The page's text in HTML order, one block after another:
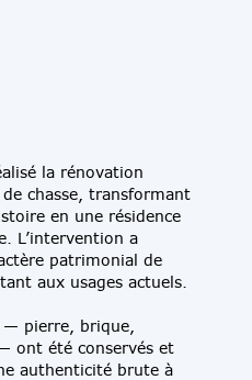
la rénovation
chasse, transformant
en une résidence
L’intervention a
patrimonial de
aux usages actuels.
— pierre, brique,
ont été conservés et
authenticité brute à